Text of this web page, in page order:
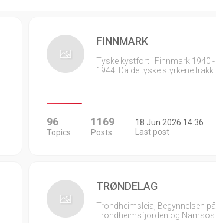
FINNMARK
Tyske kystfort i Finnmark 1940 -
1944. Da de tyske styrkene trakk…
96
Topics
1169
Posts
18 Jun 2026 14:36
Last post
TRØNDELAG
Trondheimsleia, Begynnelsen på
Trondheimsfjorden og Namsos…